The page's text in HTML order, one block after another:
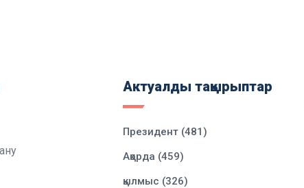
Актуалды тақырыптар
Президент (481)
Ақорда (459)
қылмыс (326)